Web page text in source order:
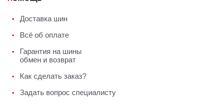
Доставка шин
Всё об оплате
Гарантия на шины
обмен и возврат
Как сделать заказ?
Задать вопрос специалисту